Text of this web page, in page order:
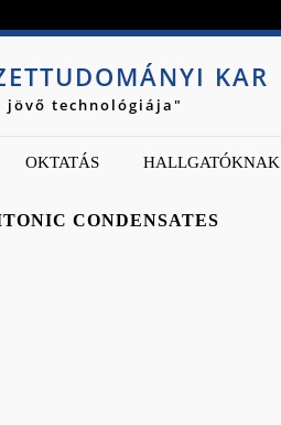
KAR
jövő technológiája"
OKTATÁS HALLGATÓKNAK
CONDENSATES